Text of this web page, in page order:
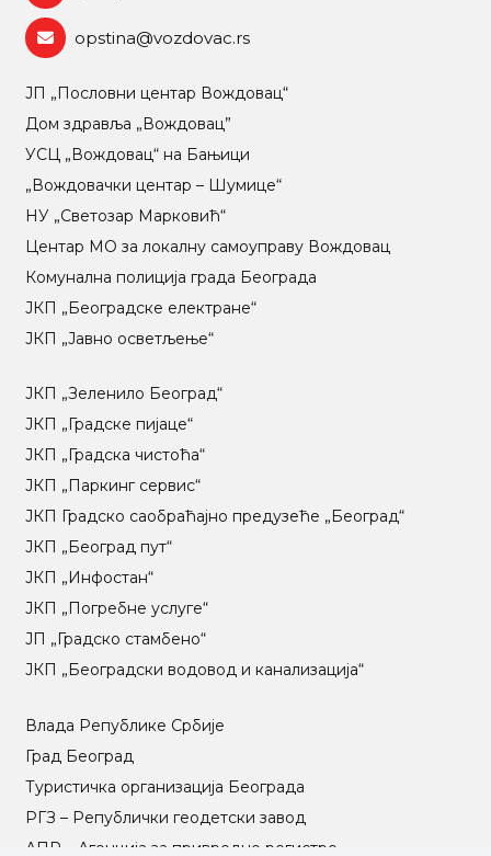
opstina@vozdovac.rs
ЈП „Пословни центар Вождовац“
Дом здравља „Вождовац”
УСЦ „Вождовац“ на Бањици
„Вождовачки центар – Шумице“
НУ „Светозар Марковић“
Центар МO за локалну самоуправу Вождовац
Комунална полиција града Београда
ЈКП „Београдске електране“
ЈКП „Јавно осветљење“
ЈКП „Зеленило Београд“
ЈКП „Градске пијаце“
ЈКП „Градска чистоћа“
ЈКП „Паркинг сервис“
ЈКП Градско саобраћајно предузеће „Београд“
ЈКП „Београд пут“
ЈКП „Инфостан“
ЈКП „Погребне услуге“
ЈП „Градско стамбено“
ЈКП „Београдски водовод и канализација“
Влада Републике Србије
Град Београд
Туристичка организација Београда
РГЗ – Републички геодетски завод
АПР – Агенција за привредне регистре